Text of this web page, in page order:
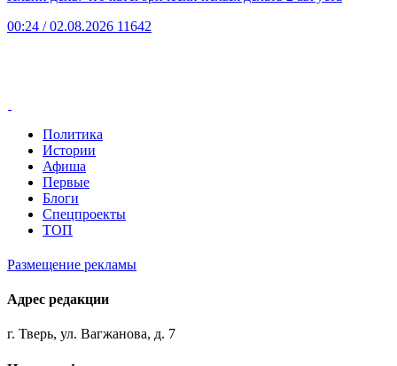
00:24 / 02.08.2026 11642
Политика
Истории
Афиша
Первые
Блоги
Спецпроекты
ТОП
Размещение рекламы
Адрес редакции
г. Тверь, ул. Вагжанова, д. 7